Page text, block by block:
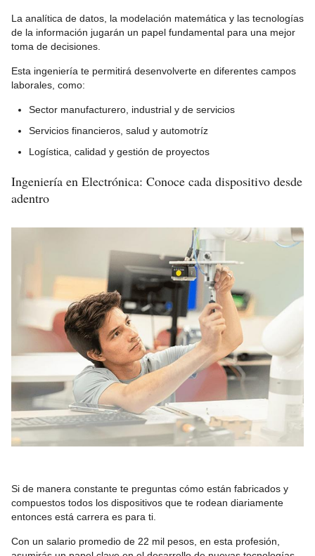
La analítica de datos, la modelación matemática y las tecnologías
de la información jugarán un papel fundamental para una mejor
toma de decisiones.
Esta ingeniería te permitirá desenvolverte en diferentes campos
laborales, como:
Sector manufacturero, industrial y de servicios
Servicios financieros, salud y automotríz
Logística, calidad y gestión de proyectos
Ingeniería en Electrónica: Conoce cada dispositivo desde
adentro
Si de manera constante te preguntas cómo están fabricados y
compuestos todos los dispositivos que te rodean diariamente
entonces está carrera es para ti.
Con un salario promedio de 22 mil pesos, en esta profesión,